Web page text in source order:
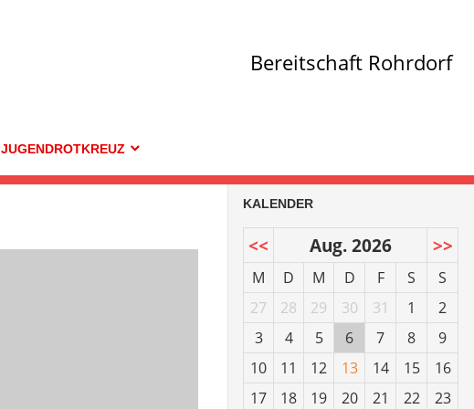
Bereitschaft Rohrdorf
JUGENDROTKREUZ
KALENDER
<< Aug. 2026 >>
M D M D F S
S
27
28 29 30 31 1
2
3
4 5 6 7 8
9
10
11 12 13 14 15
16
17
18 19 20 21 22
23